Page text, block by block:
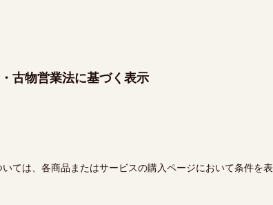
古物営業法に基づく表示
ては、各商品またはサービスの購入ページにおいて条件を表